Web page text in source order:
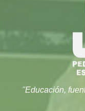
''Educación,